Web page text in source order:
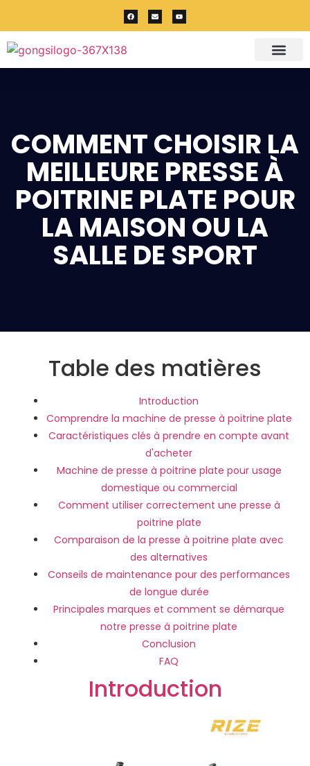
COMMENT CHOISIR LA
MEILLEURE PRESSE À
POITRINE PLATE POUR
LA MAISON OU LA
SALLE DE SPORT
Table des matières
Introduction
Comprendre la machine de presse à poitrine plate
Caractéristiques clés à prendre en compte avant
d'acheter
Machine de presse à poitrine plate pour usage
domestique ou commercial
Comment utiliser correctement une presse à
poitrine plate
Comparaison de la presse à poitrine plate avec
des alternatives
Conseils de maintenance pour des performances
de longue durée
Principales marques et comment se démarque
notre presse à poitrine plate
Conclusion
FAQ
Introduction